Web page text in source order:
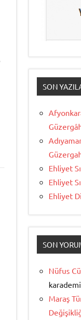
SON
Ehliyet
Ehliyet
Ehliyet
SON
Nüfus
Maraş